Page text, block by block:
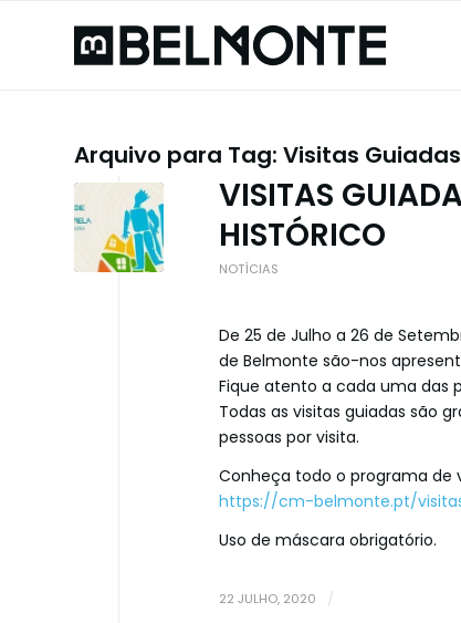
Arquivo para Tag: Visitas
VISITAS
HISTÓRICO
NOTÍCIAS
De 25 de Julho a 26 de
de Belmonte são-nos
Fique atento a cada uma das
Todas as visitas guiadas são
pessoas por visita.
Conheça todo o programa de
https://cm-belmonte.pt/
Uso de máscara obrigatório.
22 JULHO, 2020 /